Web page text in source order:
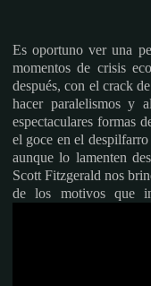
Es oportuno ver una
momentos de crisis
después, con el crack
hacer paralelismos y
espectaculares formas
el goce en el
aunque lo lamenten
Scott Fitzgerald nos
de los motivos que